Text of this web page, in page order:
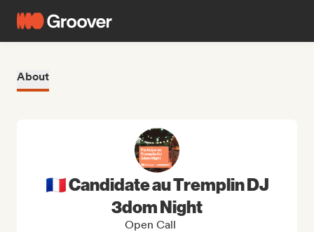
About
🇫🇷 Candidate au Tremplin DJ
3dom Night
Open Call